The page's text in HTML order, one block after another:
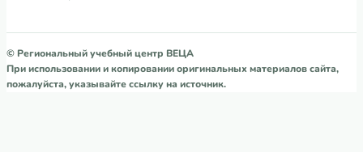
© Региональный учебный центр ВЕЦА
При использовании и копировании оригинальных материалов сайта,
пожалуйста, указывайте ссылку на источник.